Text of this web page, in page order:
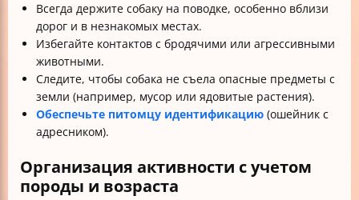
Всегда держите собаку на поводке, особенно вблизи
дорог и в незнакомых местах.
Избегайте контактов с бродячими или агрессивными
животными.
Следите, чтобы собака не съела опасные предметы с
земли (например, мусор или ядовитые растения).
Обеспечьте питомцу идентификацию (ошейник с
адресником).
Организация активности с учетом
породы и возраста